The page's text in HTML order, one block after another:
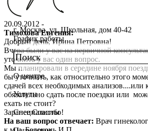
г. Москва, ул. Школьная, дом 40-42
График работы
О центре
О клинике
Новости
Благотворительность
Услуги
Консультации специалистов
Стоимость ЭКО
Специалисты
Главный врач
20.09.2012 -
Тимохова Евгения:
Добрый день, Ирина Петровна!
Вчера были у вас на первичной
уточнить у вас один вопрос.
Мы планировали в середине ноября
бы уточнить, как относительно этого
сдачей всех необходимых анализов....или
обязательно сдать после поездки или
ехать не стоит?
Заранее Спасибо!
На ваш вопрос отвечает: Врач